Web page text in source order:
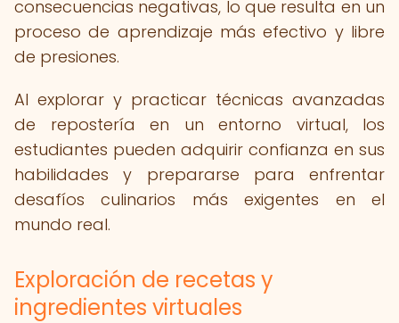
consecuencias negativas, lo que resulta en un
proceso de aprendizaje más efectivo y libre
de presiones.
Al explorar y practicar técnicas avanzadas
de repostería en un entorno virtual, los
estudiantes pueden adquirir confianza en sus
habilidades y prepararse para enfrentar
desafíos culinarios más exigentes en el
mundo real.
Exploración de recetas y
ingredientes virtuales